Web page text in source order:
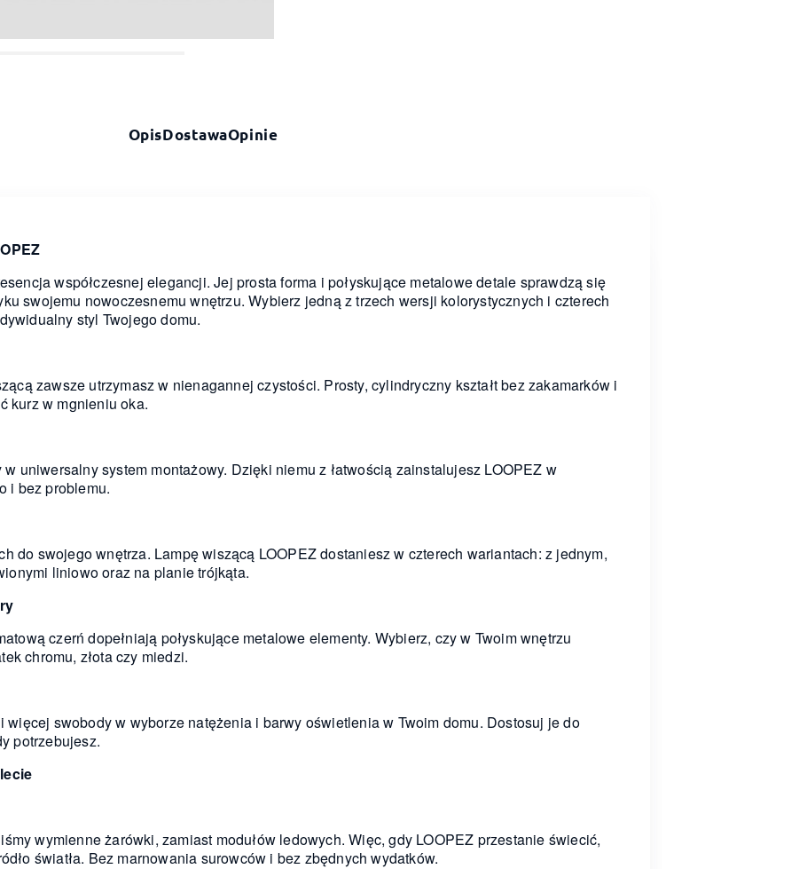
OpisDostawaOpinie
współczesnej elegancji. Jej prosta forma i połyskujące metalowe detale sprawdzą się
swojemu nowoczesnemu wnętrzu. Wybierz jedną z trzech wersji kolorystycznych i czterech
styl Twojego domu.
zawsze utrzymasz w nienagannej czystości. Prosty, cylindryczny kształt bez zakamarków i
kurz w mgnieniu oka.
uniwersalny system montażowy. Dzięki niemu z łatwością zainstalujesz LOOPEZ w
i bez problemu.
do swojego wnętrza. Lampę wiszącą LOOPEZ dostaniesz w czterech wariantach: z jednym,
liniowo oraz na planie trójkąta.
czerń dopełniają połyskujące metalowe elementy. Wybierz, czy w Twoim wnętrzu
chromu, złota czy miedzi.
swobody w wyborze natężenia i barwy oświetlenia w Twoim domu. Dostosuj je do
potrzebujesz.
wymienne żarówki, zamiast modułów ledowych. Więc, gdy LOOPEZ przestanie świecić,
światła. Bez marnowania surowców i bez zbędnych wydatków.